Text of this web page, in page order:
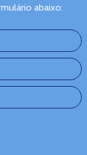
abaixo: